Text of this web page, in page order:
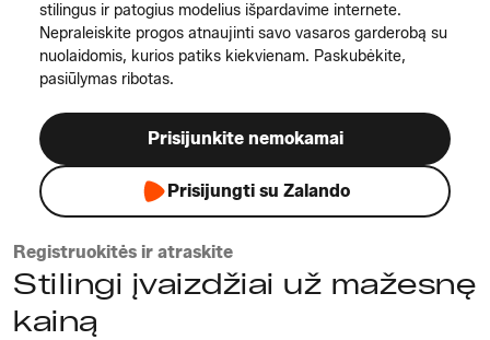
stilingus ir patogius modelius išpardavime internete.
Nepraleiskite progos atnaujinti savo vasaros garderobą su
nuolaidomis, kurios patiks kiekvienam. Paskubėkite,
pasiūlymas ribotas.
Prisijunkite nemokamai
Prisijungti su Zalando
Registruokitės ir atraskite
Stilingi įvaizdžiai už mažesnę
kainą